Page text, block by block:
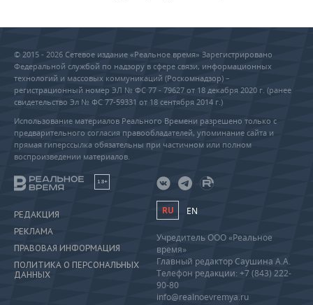
© 2015 - 2026 Сетевое издание «Реальное время» Зарегистрировано
Федеральной службой по надзору в сфере связи, информационных
технологий и массовых коммуникаций (Роскомнадзор) –
регистрационный номер ЭЛ № ФС 77 - 79627 от 18 декабря 2020 г. (ранее
свидетельство Эл № ФС 77-59331 от 18 сентября 2014 г.)
Использование материалов Реального Времени разрешено только с
предварительного согласия правообладателей, упоминание сайта и
прямая гиперссылка обязательны при частичном или полном
воспроизведении материалов.
18+
РЕДАКЦИЯ
РЕКЛАМА
ПРАВОВАЯ ИНФОРМАЦИЯ
ПОЛИТИКА О ПЕРСОНАЛЬНЫХ
ДАННЫХ
RU EN
Учредитель ООО «Реальное
время»
Главный редактор Саушина А.А.
Телефон редакции: +7 (843) 222-
90-80
info@realnoevremya.ru